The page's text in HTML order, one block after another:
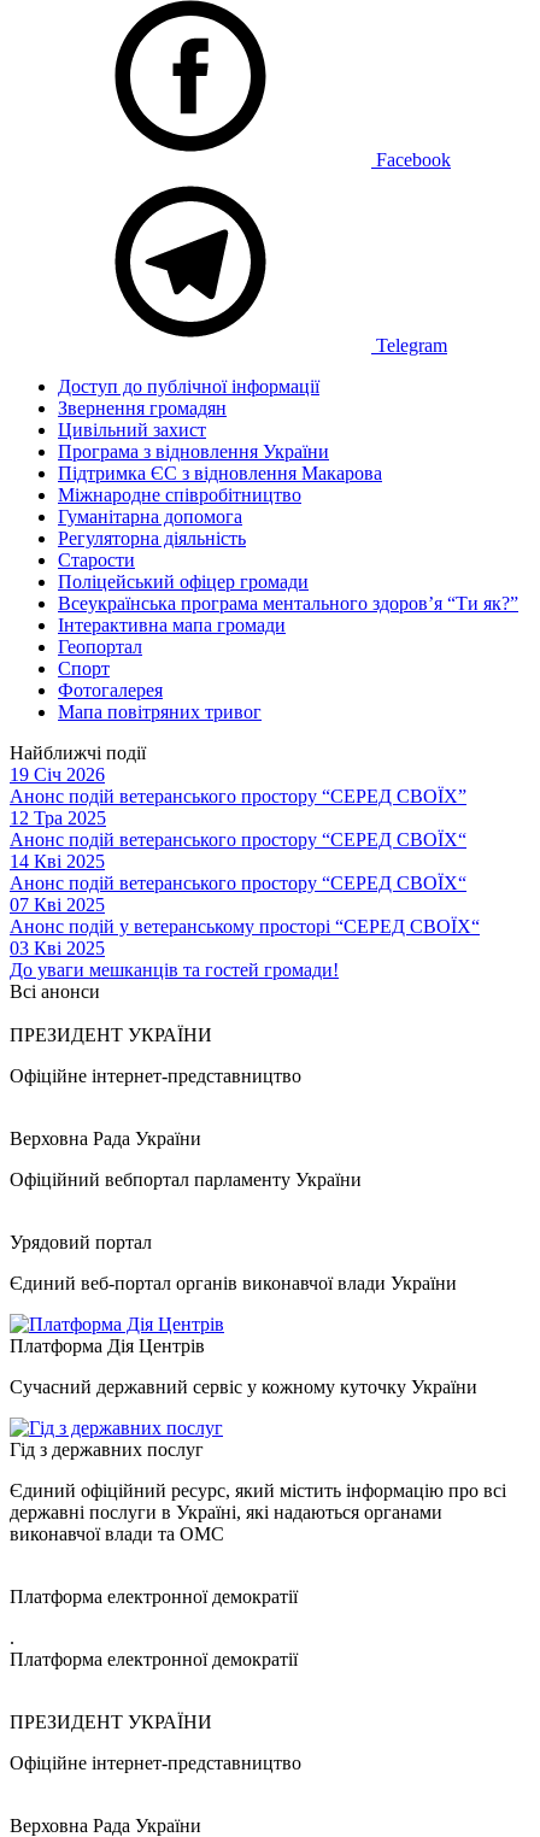
Facebook
Telegram
Доступ до публічної інформації
Звернення громадян
Цивільний захист
Програма з відновлення України
Підтримка ЄС з відновлення Макарова
Міжнародне співробітництво
Гуманітарна допомога
Регуляторна діяльність
Старости
Поліцейський офіцер громади
Всеукраїнська програма ментального здоров’я “Ти як?”
Інтерактивна мапа громади
Геопортал
Спорт
Фотогалерея
Мапа повітряних тривог
Найближчі події
19 Січ 2026
Анонс подій ветеранського простору “СЕРЕД СВОЇХ”
12 Тра 2025
Анонс подій ветеранського простору “СЕРЕД СВОЇХ“
14 Кві 2025
Анонс подій ветеранського простору “СЕРЕД СВОЇХ“
07 Кві 2025
Анонс подій у ветеранському просторі “СЕРЕД СВОЇХ“
03 Кві 2025
До уваги мешканців та гостей громади!
Всі анонси
ПРЕЗИДЕНТ УКРАЇНИ
Офіційне інтернет-представництво
Верховна Рада України
Офіційний вебпортал парламенту України
Урядовий портал
Єдиний веб-портал органів виконавчої влади України
Платформа Дія Центрів
Сучасний державний сервіс у кожному куточку України
Гід з державних послуг
Єдиний офіційний ресурс, який містить інформацію про всі
державні послуги в Україні, які надаються органами
виконавчої влади та ОМС
Платформа електронної демократії
.
Платформа електронної демократії
ПРЕЗИДЕНТ УКРАЇНИ
Офіційне інтернет-представництво
Верховна Рада України